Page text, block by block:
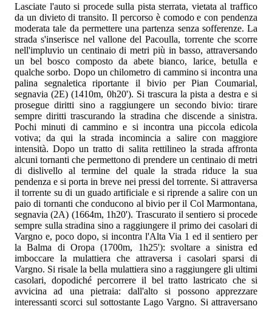
Lasciate l'auto si procede sulla pista sterrata, vietata al traffico
da un divieto di transito. Il percorso è comodo e con pendenza
moderata tale da permettere una partenza senza sofferenze. La
strada s'inserisce nel vallone del Pacoulla, torrente che scorre
nell'impluvio un centinaio di metri più in basso, attraversando
un bel bosco composto da abete bianco, larice, betulla e
qualche sorbo. Dopo un chilometro di cammino si incontra una
palina segnaletica riportante il bivio per Pian Coumarial,
segnavia (2E) (1410m, 0h20'). Si trascura la pista a destra e si
prosegue diritti sino a raggiungere un secondo bivio: tirare
sempre diritti trascurando la stradina che discende a sinistra.
Pochi minuti di cammino e si incontra una piccola edicola
votiva; da qui la strada incomincia a salire con maggiore
intensità. Dopo un tratto di salita rettilineo la strada affronta
alcuni tornanti che permettono di prendere un centinaio di metri
di dislivello al termine del quale la strada riduce la sua
pendenza e si porta in breve nei pressi del torrente. Si attraversa
il torrente su di un guado artificiale e si riprende a salire con un
paio di tornanti che conducono al bivio per il Col Marmontana,
segnavia (2A) (1664m, 1h20'). Trascurato il sentiero si procede
sempre sulla stradina sino a raggiungere il primo dei casolari di
Vargno e, poco dopo, si incontra l'Alta Via 1 ed il sentiero per
la Balma di Oropa (1700m, 1h25'): svoltare a sinistra ed
imboccare la mulattiera che attraversa i casolari sparsi di
Vargno. Si risale la bella mulattiera sino a raggiungere gli ultimi
casolari, dopodiché percorrere il bel tratto lastricato che si
avvicina ad una pietraia: dall'alto si possono apprezzare
interessanti scorci sul sottostante Lago Vargno. Si attraversano